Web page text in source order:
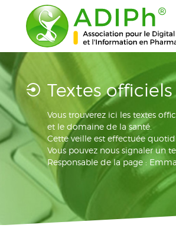
Textes officiels
Vous trouverez ici les textes
et le domaine de la santé.
Cette veille est effectuée
Vous pouvez nous signaler un
Responsable de la page :